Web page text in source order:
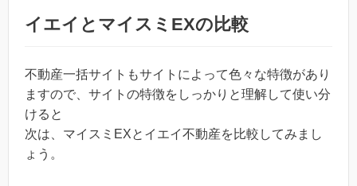
イエイとマイスミEXの比較
不動産一括サイトもサイトによって色々な特徴があり
ますので、サイトの特徴をしっかりと理解して使い分
けると
次は、マイスミEXとイエイ不動産を比較してみまし
ょう。